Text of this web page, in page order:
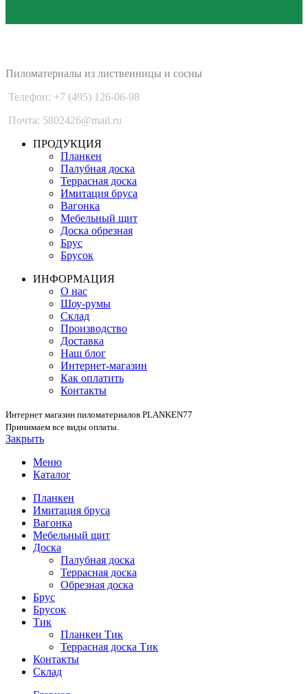
Пиломатериалы из лиственницы и сосны
Телефон: +7 (495) 126-06-98
Почта: 5802426@mail.ru
ПРОДУКЦИЯ
Планкен
Палубная доска
Террасная доска
Имитация бруса
Вагонка
Мебельный щит
Доска обрезная
Брус
Брусок
ИНФОРМАЦИЯ
О нас
Шоу-румы
Склад
Производство
Доставка
Наш блог
Интернет-магазин
Как оплатить
Контакты
Интернет магазин пиломатериалов PLANKEN77
Принимаем все виды оплаты.
Закрыть
Меню
Каталог
Планкен
Имитация бруса
Вагонка
Мебельный щит
Доска
Палубная доска
Террасная доска
Обрезная доска
Брус
Брусок
Тик
Планкен Тик
Террасная доска Тик
Контакты
Склад